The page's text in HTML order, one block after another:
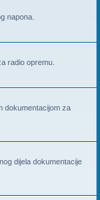
napona.
radio opremu.
dokumentacijom za
dijela dokumentacije